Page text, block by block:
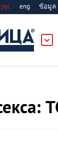
рус eng ข้อมูล